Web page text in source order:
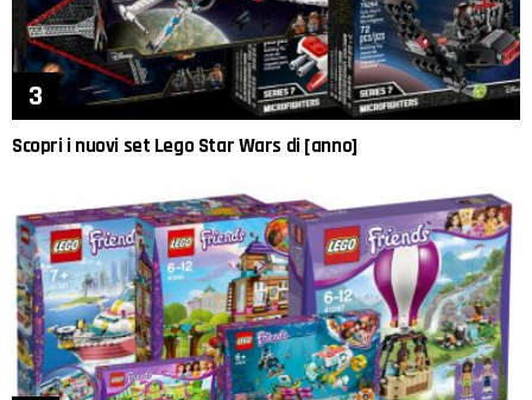
Scopri i nuovi set Lego Star Wars di [anno]